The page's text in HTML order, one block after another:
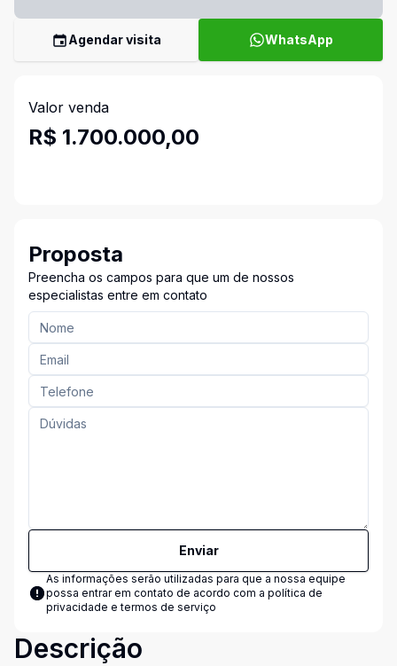
Agendar visita WhatsApp
Valor venda
R$ 1.700.000,00
Proposta
Preencha os campos para que um de nossos
especialistas entre em contato
Enviar
As informações serão utilizadas para que a nossa equipe
possa entrar em contato de acordo com a política de
privacidade e termos de serviço
Descrição